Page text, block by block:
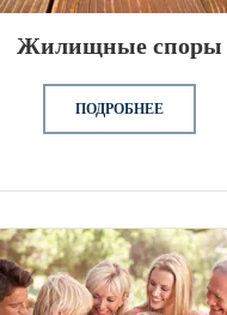
Жилищные споры
ПОДРОБНЕЕ